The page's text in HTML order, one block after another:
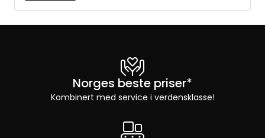
Norges beste priser*
Kombinert med service i verdensklasse!